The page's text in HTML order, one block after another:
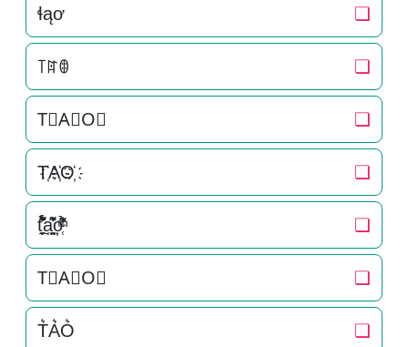
ɬąơ ❏
꓄ꍏꂦ ❏
T⃟A⃟O⃟ ❏
T҉A҉O҉ ❏
t̘̟̼̉̈́͐͋͌̊a̘̫͈̭͌͛͌̇̇̍o͎̜̓̇ͫ̉͊ͨ͊ ❏
T⃗A⃗O⃗ ❏
T͛A͛O͛ ❏